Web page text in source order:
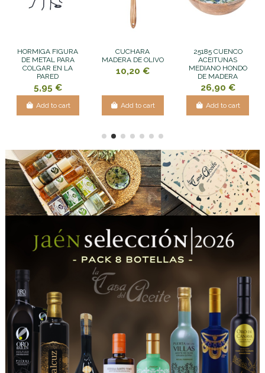
HORMIGA FIGURA
DE METAL PARA
COLGAR EN LA
PARED
5,95 €
Add to cart
CUCHARA
MADERA DE OLIVO
10,20 €
Add to cart
25185 CUENCO
ACEITUNAS
MEDIANO HONDO
DE MADERA
26,90 €
Add to cart